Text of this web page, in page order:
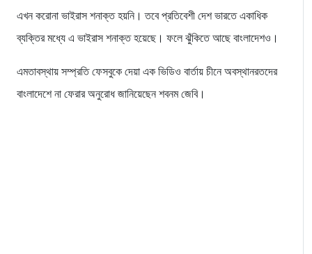
এখন করোনা ভাইরাস শনাক্ত হয়নি। তবে প্রতিবেশী দেশ ভারতে একাধিক
ব্যক্তির মধ্যে এ ভাইরাস শনাক্ত হয়েছে। ফলে ঝুঁকিতে আছে বাংলাদেশও।
এমতাবস্থায় সম্প্রতি ফেসবুকে দেয়া এক ভিডিও বার্তায় চীনে অবস্থানরতদের
বাংলাদেশে না ফেরার অনুরোধ জানিয়েছেন শবনম জেবি।